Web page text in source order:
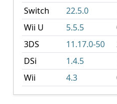
Switch
22.5.0
Wii U
5.5.5
3DS
11.17.0-50
DSi
1.4.5
Wii
4.3